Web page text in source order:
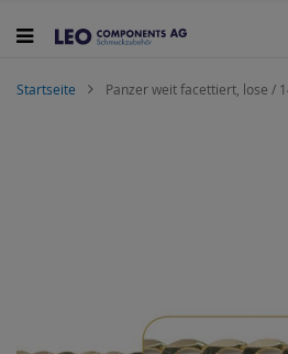
Inhalt
Startseite Panzer weit facettiert, lose /